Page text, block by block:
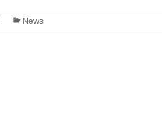
News